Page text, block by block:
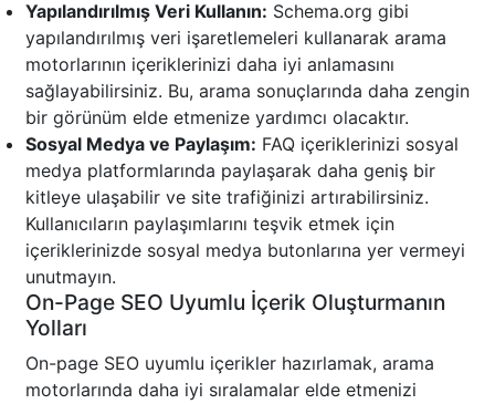
Yapılandırılmış Veri Kullanın: Schema.org gibi
yapılandırılmış veri işaretlemeleri kullanarak arama
motorlarının içeriklerinizi daha iyi anlamasını
sağlayabilirsiniz. Bu, arama sonuçlarında daha zengin
bir görünüm elde etmenize yardımcı olacaktır.
Sosyal Medya ve Paylaşım: FAQ içeriklerinizi sosyal
medya platformlarında paylaşarak daha geniş bir
kitleye ulaşabilir ve site trafiğinizi artırabilirsiniz.
Kullanıcıların paylaşımlarını teşvik etmek için
içeriklerinizde sosyal medya butonlarına yer vermeyi
unutmayın.
On-Page SEO Uyumlu İçerik Oluşturmanın
Yolları
On-page SEO uyumlu içerikler hazırlamak, arama
motorlarında daha iyi sıralamalar elde etmenizi